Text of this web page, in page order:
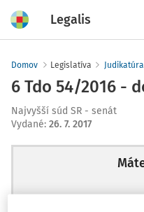
Legalis
Domov Legislatíva Judikatúra
6 Tdo 54/2016 -
Najvyšší súd SR - senát
Vydané: 26. 7. 2017